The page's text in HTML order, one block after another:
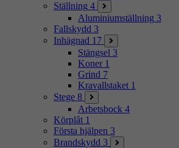
Ställning 4
Aluminiumställning 3
Fallskydd 3
Inhägnad 17
Stängsel 3
Koner 1
Grind 7
Kravallstaket 1
Stege 8
Arbetsbock 4
Körplåt 1
Första hjälpen 3
Brandskydd 3